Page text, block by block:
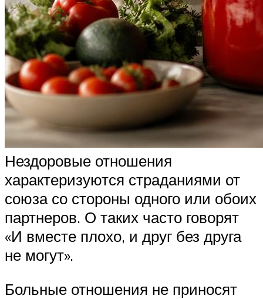
Нездоровые отношения
характеризуются страданиями от
союза со стороны одного или обоих
партнеров. О таких часто говорят
«‎И вместе плохо, и друг без друга
не могут».
Больные отношения не приносят